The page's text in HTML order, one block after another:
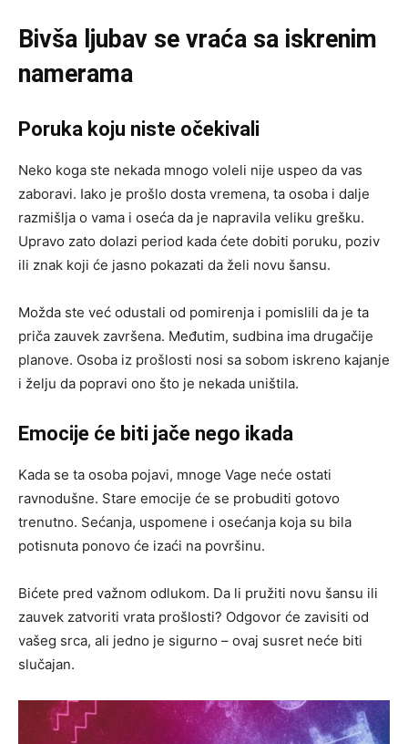
Bivša ljubav se vraća sa iskrenim
namerama
Poruka koju niste očekivali
Neko koga ste nekada mnogo voleli nije uspeo da vas
zaboravi. Iako je prošlo dosta vremena, ta osoba i dalje
razmišlja o vama i oseća da je napravila veliku grešku.
Upravo zato dolazi period kada ćete dobiti poruku, poziv
ili znak koji će jasno pokazati da želi novu šansu.
Možda ste već odustali od pomirenja i pomislili da je ta
priča zauvek završena. Međutim, sudbina ima drugačije
planove. Osoba iz prošlosti nosi sa sobom iskreno kajanje
i želju da popravi ono što je nekada uništila.
Emocije će biti jače nego ikada
Kada se ta osoba pojavi, mnoge Vage neće ostati
ravnodušne. Stare emocije će se probuditi gotovo
trenutno. Sećanja, uspomene i osećanja koja su bila
potisnuta ponovo će izaći na površinu.
Bićete pred važnom odlukom. Da li pružiti novu šansu ili
zauvek zatvoriti vrata prošlosti? Odgovor će zavisiti od
vašeg srca, ali jedno je sigurno – ovaj susret neće biti
slučajan.